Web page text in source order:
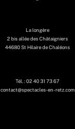
La longère
2 bis allée des Châtaigniers
44680 St Hilaire de Chaléons
Tél. : 02 40 31 73 67
contact@spectacles-en-retz.com